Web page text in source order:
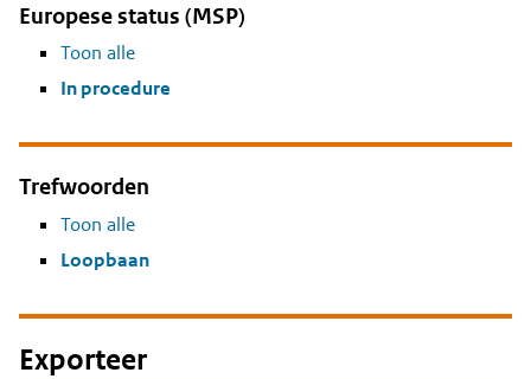
Europese status (MSP)
Toon alle
In procedure
Trefwoorden
Toon alle
Loopbaan
Exporteer